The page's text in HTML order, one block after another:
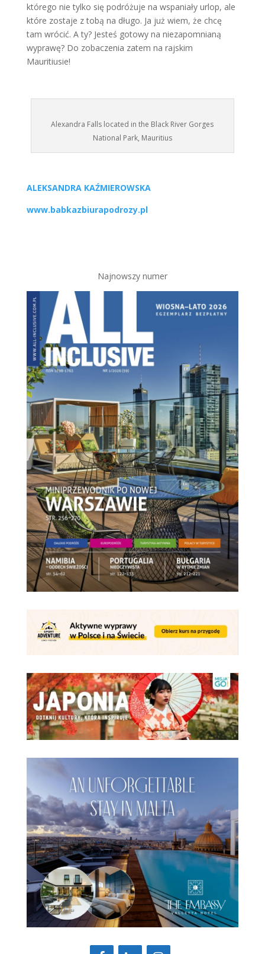
którego nie tylko się podróżuje na wspaniały urlop, ale
które zostaje z tobą na długo. Ja już wiem, że chcę
tam wrócić. A ty? Jesteś gotowy na niezapomnianą
wyprawę? Do zobaczenia zatem na rajskim
Mauritiusie!
Alexandra Falls located in the Black River Gorges
National Park, Mauritius
ALEKSANDRA KAŹMIEROWSKA
www.babkazbiurapodrozy.pl
Najnowszy numer